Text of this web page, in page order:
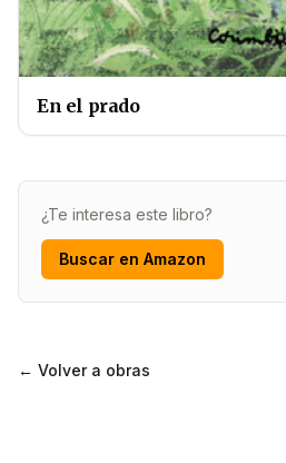
En el prado
¿Te interesa este libro?
Buscar en Amazon
← Volver a obras